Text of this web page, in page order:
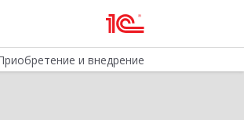
и внедрение